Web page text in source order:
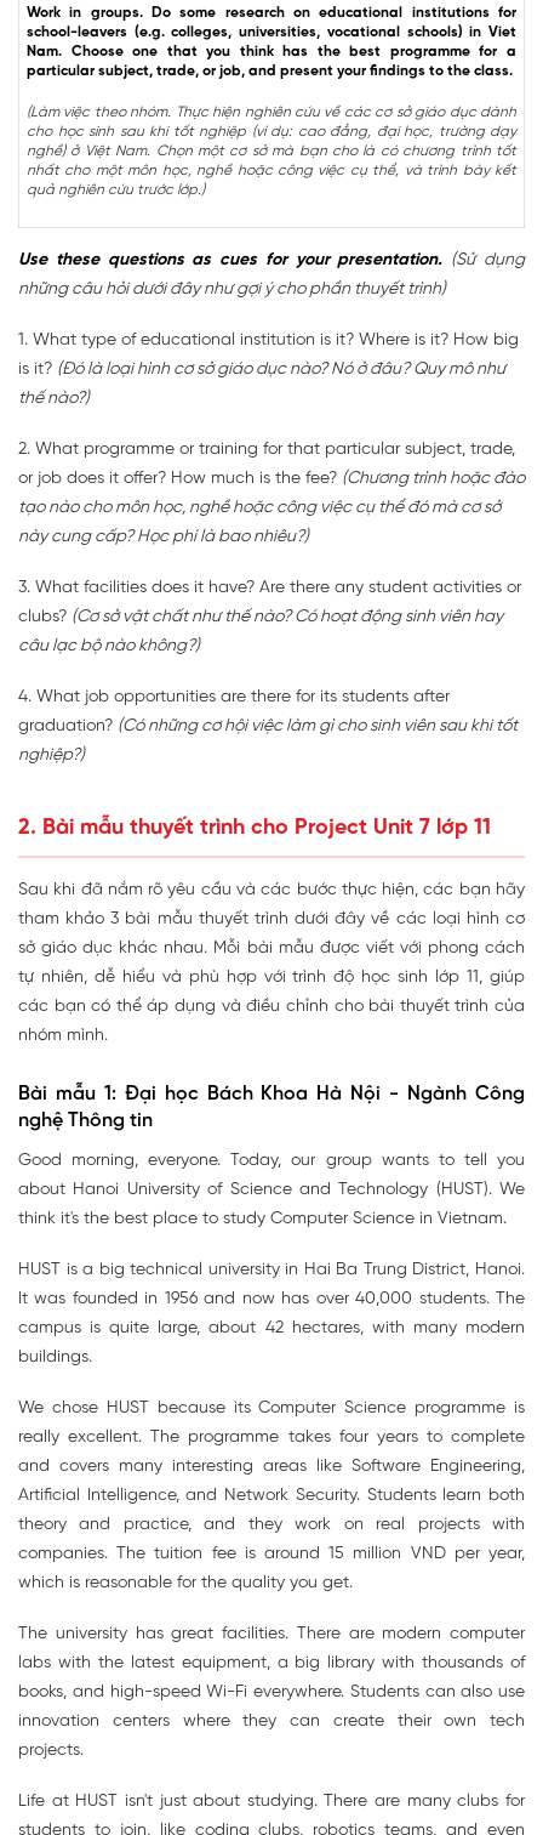
Work in groups. Do some research on educational institutions for
school-leavers (e.g. colleges, universities, vocational schools) in Viet
Nam. Choose one that you think has the best programme for a
particular subject, trade, or job, and present your findings to the class.
(Làm việc theo nhóm. Thực hiện nghiên cứu về các cơ sở giáo dục dành
cho học sinh sau khi tốt nghiệp (ví dụ: cao đẳng, đại học, trường dạy
nghề) ở Việt Nam. Chọn một cơ sở mà bạn cho là có chương trình tốt
nhất cho một môn học, nghề hoặc công việc cụ thể, và trình bày kết
quả nghiên cứu trước lớp.)
Use these questions as cues for your presentation. (Sử dụng
những câu hỏi dưới đây như gợi ý cho phần thuyết trình)
1. What type of educational institution is it? Where is it? How big
is it? (Đó là loại hình cơ sở giáo dục nào? Nó ở đâu? Quy mô như
thế nào?)
2. What programme or training for that particular subject, trade,
or job does it offer? How much is the fee? (Chương trình hoặc đào
tạo nào cho môn học, nghề hoặc công việc cụ thể đó mà cơ sở
này cung cấp? Học phí là bao nhiêu?)
3. What facilities does it have? Are there any student activities or
clubs? (Cơ sở vật chất như thế nào? Có hoạt động sinh viên hay
câu lạc bộ nào không?)
4. What job opportunities are there for its students after
graduation? (Có những cơ hội việc làm gì cho sinh viên sau khi tốt
nghiệp?)
2. Bài mẫu thuyết trình cho Project Unit 7 lớp 11
Sau khi đã nắm rõ yêu cầu và các bước thực hiện, các bạn hãy
tham khảo 3 bài mẫu thuyết trình dưới đây về các loại hình cơ
sở giáo dục khác nhau. Mỗi bài mẫu được viết với phong cách
tự nhiên, dễ hiểu và phù hợp với trình độ học sinh lớp 11, giúp
các bạn có thể áp dụng và điều chỉnh cho bài thuyết trình của
nhóm mình.
Bài mẫu 1: Đại học Bách Khoa Hà Nội - Ngành Công
nghệ Thông tin
Good morning, everyone. Today, our group wants to tell you
about Hanoi University of Science and Technology (HUST). We
think it's the best place to study Computer Science in Vietnam.
HUST is a big technical university in Hai Ba Trung District, Hanoi.
It was founded in 1956 and now has over 40,000 students. The
campus is quite large, about 42 hectares, with many modern
buildings.
We chose HUST because its Computer Science programme is
really excellent. The programme takes four years to complete
and covers many interesting areas like Software Engineering,
Artificial Intelligence, and Network Security. Students learn both
theory and practice, and they work on real projects with
companies. The tuition fee is around 15 million VND per year,
which is reasonable for the quality you get.
The university has great facilities. There are modern computer
labs with the latest equipment, a big library with thousands of
books, and high-speed Wi-Fi everywhere. Students can also use
innovation centers where they can create their own tech
projects.
Life at HUST isn't just about studying. There are many clubs for
students to join, like coding clubs, robotics teams, and even